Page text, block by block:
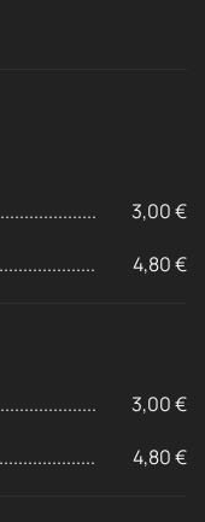
3,00 €
4,80 €
3,00 €
4,80 €